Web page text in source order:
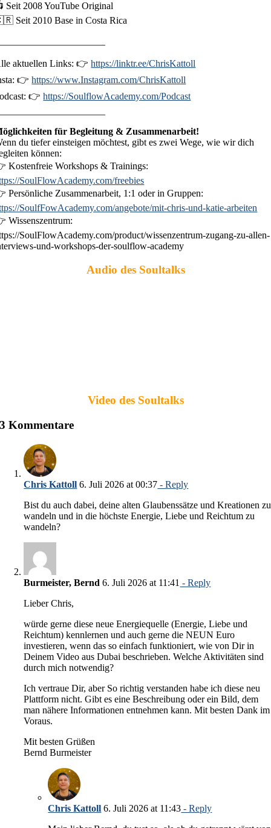
Seit 2008 YouTube Original
Seit 2010 Base in Costa Rica
aktuellen Links: 👉https://linktr.ee/ChrisKattoll
👉https://www.Instagram.com/ChrisKattoll
👉https://SoulflowAcademy.com/Podcast
für Begleitung & Zusammenarbeit!
du tiefer einsteigen möchtest, gibt es zwei Wege, wie wir dich
können:
Kostenfreie Workshops & Trainings:
SoulFlowAcademy.com/freebies
Persönliche Zusammenarbeit, 1:1 oder in Gruppen:
SoulfFowAcademy.com/angebote/mit-chris-und-katie-arbeiten
Wissenszentrum:
SoulFlowAcademy.com/product/wissenzentrum-zugang-zu-allen-
und-workshops-der-soulflow-academy
Audio des Soultalks
Video des Soultalks
3 Kommentare
Chris Kattoll 6. Juli 2026 at 00:37 - Reply
Bist du auch dabei, deine alten Glaubenssätze und Kreationen zu
wandeln und in die höchste Energie, Liebe und Reichtum zu
wandeln?
Burmeister, Bernd 6. Juli 2026 at 11:41 - Reply
Lieber Chris,
würde gerne diese neue Energiequelle (Energie, Liebe und
Reichtum) kennlernen und auch gerne die NEUN Euro
investieren, wenn das so einfach funktioniert, wie von Dir in
Deinem Video aus Dubai beschrieben. Welche Aktivitäten sind
durch mich notwendig?
Ich vertraue Dir, aber So richtig verstanden habe ich diese neu
Plattform nicht. Gibt es eine Beschreibung oder ein Bild, dem
man nähere Informationen entnehmen kann. Mit besten Dank im
Voraus.
Mit besten Grüßen
Bernd Burmeister
Chris Kattoll 6. Juli 2026 at 11:43 - Reply